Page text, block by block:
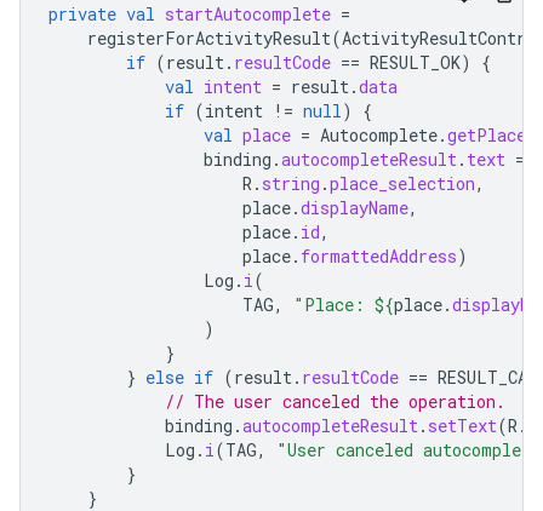
private val startAutocomplete =
registerForActivityResult(
if (result . resultCode == RESULT_OK)
{
val intent = result .data
if (intent != null )
{
val place = Autocomplete.
binding .autocompleteResult . text =
R . string .place_selection,
place.displayName,
place. id,
place. formattedAddress)
Log . i (
TAG, "Place: ${place.
)
}
} else if (result . resultCode ==
// The user canceled the operation.
binding .autocompleteResult . setText(R .
Log . i (TAG,
"User canceled
}
}